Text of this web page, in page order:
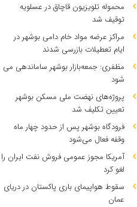
محموله تلویزیون قاچاق در عسلویه
توقیف شد
مراکز عرضه مواد خام دامی بوشهر در
ایام تعطیلات بازرسی شدند
مظفری: جمعه‌بازار بوشهر ساماندهی می‌
شود
پروژه‌های نهضت ملی مسکن بوشهر
تعیین تکلیف شد
فرودگاه بوشهر پس از حدود چهار ماه
وقفه فعال می‌شود
آمریکا مجوز عمومی فروش نفت ایران را
لغو کرد
سقوط هواپیمای باری پاکستان در دریای
عمان